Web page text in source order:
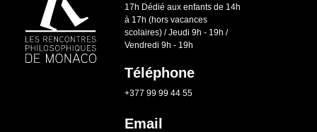
17h Dédié aux enfants de 14h
à 17h (hors vacances
scolaires) / Jeudi 9h - 19h /
Vendredi 9h - 19h
Téléphone
+377 99 99 44 55
Email